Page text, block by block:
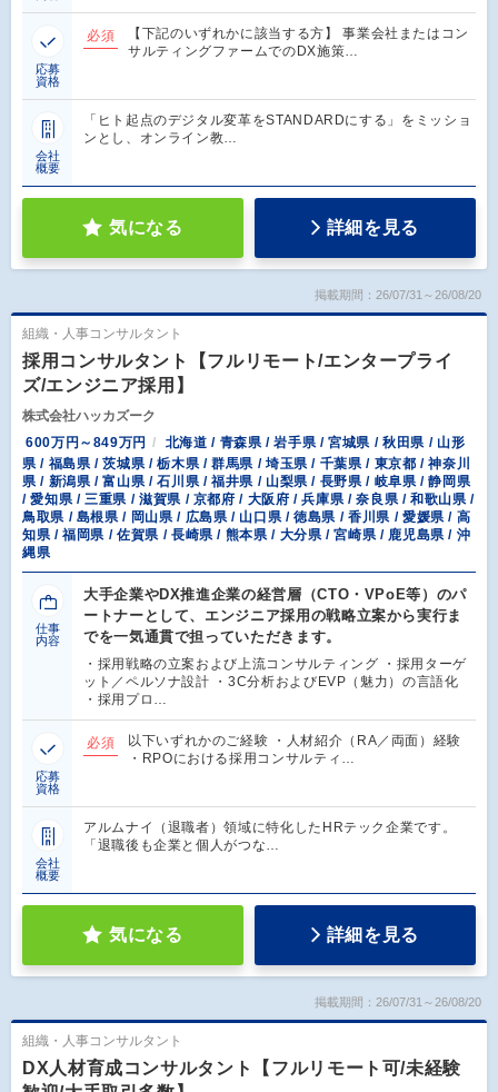
応募
資格
必須
【下記のいずれかに該当する方】 事業会社またはコン
サルティングファームでのDX施策…
会社
概要
「ヒト起点のデジタル変革をSTANDARDにする」をミッショ
ンとし、オンライン教…
気になる 詳細を見る
掲載期間：26/07/31～26/08/20
組織・人事コンサルタント
採用コンサルタント【フルリモート/エンタープライ
ズ/エンジニア採用】
株式会社ハッカズーク
600万円～849万円
北海道 / 青森県 / 岩手県 / 宮城県 / 秋田県 / 山形
県 / 福島県 / 茨城県 / 栃木県 / 群馬県 / 埼玉県 / 千葉県 / 東京都 / 神奈川
県 / 新潟県 / 富山県 / 石川県 / 福井県 / 山梨県 / 長野県 / 岐阜県 / 静岡県
/ 愛知県 / 三重県 / 滋賀県 / 京都府 / 大阪府 / 兵庫県 / 奈良県 / 和歌山県 /
鳥取県 / 島根県 / 岡山県 / 広島県 / 山口県 / 徳島県 / 香川県 / 愛媛県 / 高
知県 / 福岡県 / 佐賀県 / 長崎県 / 熊本県 / 大分県 / 宮崎県 / 鹿児島県 / 沖
縄県
仕事
内容
大手企業やDX推進企業の経営層（CTO・VPoE等）のパ
ートナーとして、エンジニア採用の戦略立案から実行ま
でを一気通貫で担っていただきます。
・採用戦略の立案および上流コンサルティング ・採用ターゲ
ット／ペルソナ設計 ・3C分析およびEVP（魅力）の言語化
・採用プロ…
応募
資格
必須
以下いずれかのご経験 ・人材紹介（RA／両面）経験
・RPOにおける採用コンサルティ…
会社
概要
アルムナイ（退職者）領域に特化したHRテック企業です。
「退職後も企業と個人がつな…
気になる 詳細を見る
掲載期間：26/07/31～26/08/20
組織・人事コンサルタント
DX人材育成コンサルタント【フルリモート可/未経験